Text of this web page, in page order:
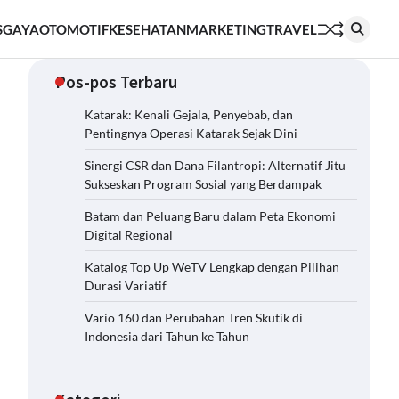
GAYAOTOMOTIFKESEHATANMARKETINGTRAVEL
Pos-pos Terbaru
Katarak: Kenali Gejala, Penyebab, dan
Pentingnya Operasi Katarak Sejak Dini
Sinergi CSR dan Dana Filantropi: Alternatif Jitu
Sukseskan Program Sosial yang Berdampak
Batam dan Peluang Baru dalam Peta Ekonomi
Digital Regional
Katalog Top Up WeTV Lengkap dengan Pilihan
Durasi Variatif
Vario 160 dan Perubahan Tren Skutik di
Indonesia dari Tahun ke Tahun